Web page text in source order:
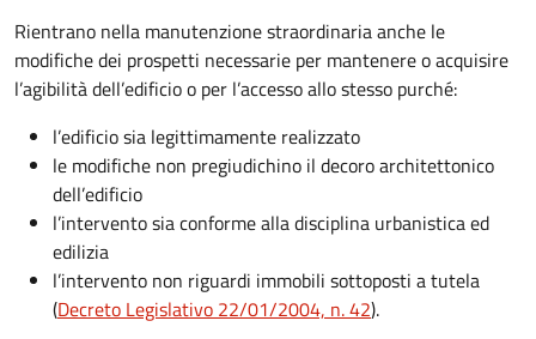
Rientrano nella manutenzione straordinaria anche le
modifiche dei prospetti necessarie per mantenere o acquisire
l’agibilità dell’edificio o per l’accesso allo stesso purché:
l’edificio sia legittimamente realizzato
le modifiche non pregiudichino il decoro architettonico
dell’edificio
l’intervento sia conforme alla disciplina urbanistica ed
edilizia
l’intervento non riguardi immobili sottoposti a tutela
(Decreto Legislativo 22/01/2004, n. 42).